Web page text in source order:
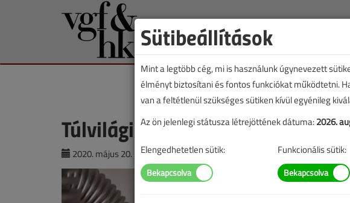
Túlvilági zajt csap a bekötőcső
2020. május 20. | Matis Bálint | 4391 |
Sütibeállítások
Mint a legtöbb cég, mi is használunk úgynevezett
élményt biztosítani és fontos funkciókat működtetni.
van a feltétlenül szükséges sütiken kívül egyénileg
Az ön jelenlegi státusza létrejöttének dátuma:2026.
Elengedhetetlen sütik: Funkcionális sütik: